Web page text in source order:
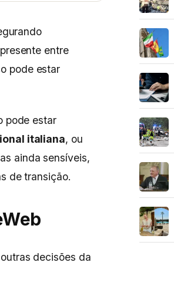
entre
pode estar
pode estar
italiana, ou
ainda sensíveis,
de transição.
decisões da